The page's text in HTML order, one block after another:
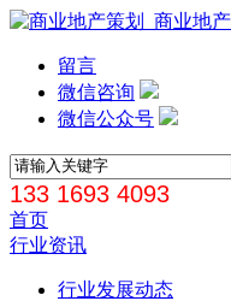
留言
微信咨询
微信公众号
133 1693 4093
首页
行业资讯
行业发展动态